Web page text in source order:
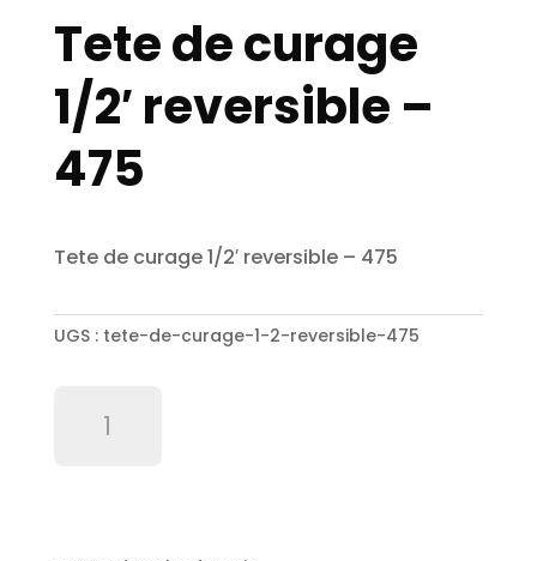
Tete de curage
1/2′ reversible –
475
Tete de curage 1/2′ reversible – 475
UGS : tete-de-curage-1-2-reversible-475